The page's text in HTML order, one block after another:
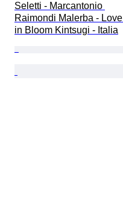
Seletti - Marcantonio
Raimondi Malerba - Love
in Bloom Kintsugi - Italia